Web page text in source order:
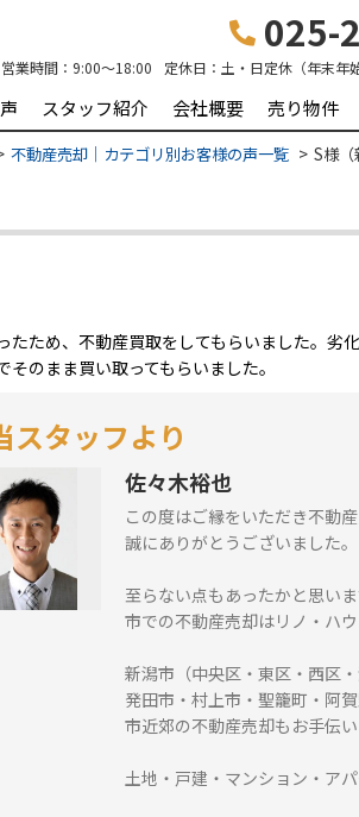
025-
営業時間： 9:00～18:00 定休日： 土・日定休（年末年
スタッフ紹介 会社概要 売り物件
不動産売却｜カテゴリ別お客様の声一覧 S様（
たため、不動産買取をしてもらいました。劣
そのまま買い取ってもらいました。
スタッフより
佐々木裕也
この度はご縁をいただき不動
誠にありがとうございました。
至らない点もあったかと思い
市での不動産売却はリノ・ハ
新潟市（中央区・東区・西区
発田市・村上市・聖籠町・阿
市近郊の不動産売却もお手伝い
土地・戸建・マンション・ア